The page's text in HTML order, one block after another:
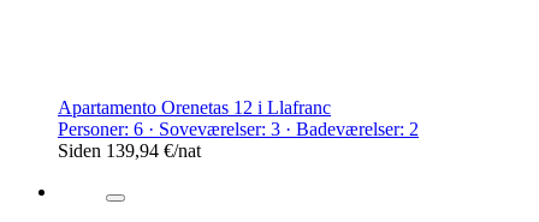
Apartamento Orenetas 12 i Llafranc
Personer: 6 · Soveværelser: 3 · Badeværelser: 2
Siden 139,94 €/nat